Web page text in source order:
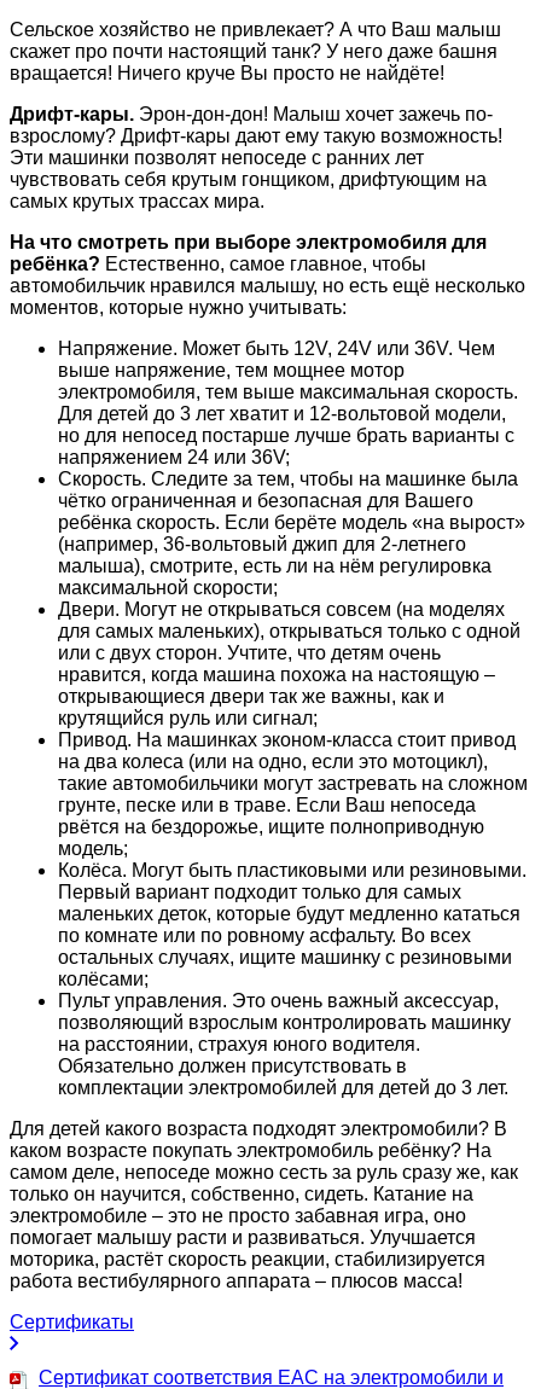
Сельское хозяйство не привлекает? А что Ваш малыш
скажет про почти настоящий танк? У него даже башня
вращается! Ничего круче Вы просто не найдёте!
Дрифт-кары. Эрон-дон-дон! Малыш хочет зажечь по-
взрослому? Дрифт-кары дают ему такую возможность!
Эти машинки позволят непоседе с ранних лет
чувствовать себя крутым гонщиком, дрифтующим на
самых крутых трассах мира.
На что смотреть при выборе электромобиля для
ребёнка? Естественно, самое главное, чтобы
автомобильчик нравился малышу, но есть ещё несколько
моментов, которые нужно учитывать:
Напряжение. Может быть 12V, 24V или 36V. Чем
выше напряжение, тем мощнее мотор
электромобиля, тем выше максимальная скорость.
Для детей до 3 лет хватит и 12-вольтовой модели,
но для непосед постарше лучше брать варианты с
напряжением 24 или 36V;
Скорость. Следите за тем, чтобы на машинке была
чётко ограниченная и безопасная для Вашего
ребёнка скорость. Если берёте модель «на вырост»
(например, 36-вольтовый джип для 2-летнего
малыша), смотрите, есть ли на нём регулировка
максимальной скорости;
Двери. Могут не открываться совсем (на моделях
для самых маленьких), открываться только с одной
или с двух сторон. Учтите, что детям очень
нравится, когда машина похожа на настоящую –
открывающиеся двери так же важны, как и
крутящийся руль или сигнал;
Привод. На машинках эконом-класса стоит привод
на два колеса (или на одно, если это мотоцикл),
такие автомобильчики могут застревать на сложном
грунте, песке или в траве. Если Ваш непоседа
рвётся на бездорожье, ищите полноприводную
модель;
Колёса. Могут быть пластиковыми или резиновыми.
Первый вариант подходит только для самых
маленьких деток, которые будут медленно кататься
по комнате или по ровному асфальту. Во всех
остальных случаях, ищите машинку с резиновыми
колёсами;
Пульт управления. Это очень важный аксессуар,
позволяющий взрослым контролировать машинку
на расстоянии, страхуя юного водителя.
Обязательно должен присутствовать в
комплектации электромобилей для детей до 3 лет.
Для детей какого возраста подходят электромобили? В
каком возрасте покупать электромобиль ребёнку? На
самом деле, непоседе можно сесть за руль сразу же, как
только он научится, собственно, сидеть. Катание на
электромобиле – это не просто забавная игра, оно
помогает малышу расти и развиваться. Улучшается
моторика, растёт скорость реакции, стабилизируется
работа вестибулярного аппарата – плюсов масса!
Сертификаты
Сертификат соответствия EAC на электромобили и